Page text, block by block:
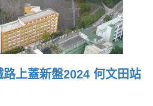
路上蓋新盤2024 何文田站